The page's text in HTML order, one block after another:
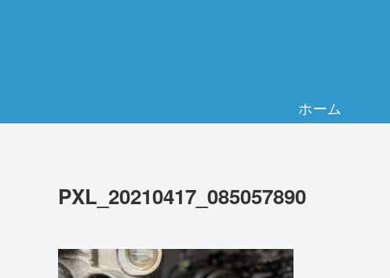
ホーム
PXL_20210417_085057890